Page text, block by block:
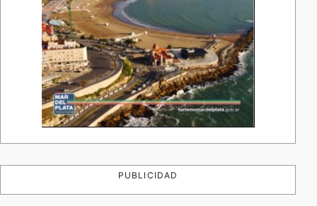
PUBLICIDAD